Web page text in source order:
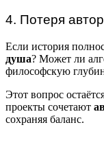
4. Потеря
Если история
душа? Может ли
философскую
Этот вопрос
проекты сочетают
сохраняя баланс.